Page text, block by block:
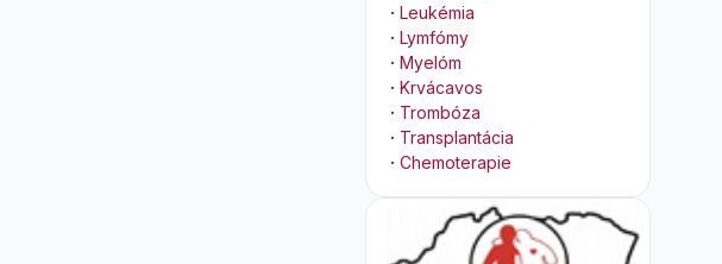
· Leukémia
· Lymfómy
· Myelóm
· Krvácavos
· Trombóza
· Transplantácia
· Chemoterapie